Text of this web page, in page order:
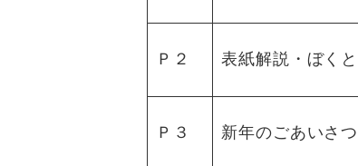
Ｐ２ 表紙解説・ぼく
Ｐ３ 新年のごあいさつ